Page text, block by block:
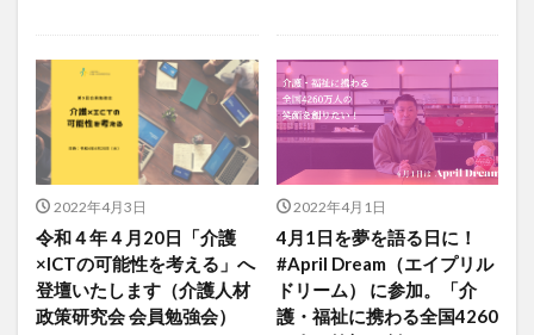
2022年4月3日
令和４年４月20日「介護
×ICTの可能性を考える」へ
登壇いたします（介護人材
政策研究会 会員勉強会）
2022年4月1日
4月1日を夢を語る日に！
#April Dream（エイプリル
ドリーム） に参加。「介
護・福祉に携わる全国4260
吉田貴宏
名古屋市緑区 和光苑
和泉市
改善
新年度 介護ICT
言葉の力
組織力向上
経済産業省 結の樹 天白
老健
聖ヨゼフ寮
職場環境の変革
肌荒れ
自己肯定感
茨城県大子町
行動心理学
補助金
見守り
計測データ共有システム
組織作り
訪問介護
認定介護福祉士
認知症 豆知識 速乾